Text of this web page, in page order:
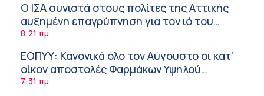
Ο ΙΣΑ συνιστά στους πολίτες της Αττικής
αυξημένη επαγρύπνηση για τον ιό του
Δυτικού Νείλου
8:21 πμ
ΕΟΠΥΥ: Κανονικά όλο τον Αύγουστο οι κατ’
οίκον αποστολές Φαρμάκων Υψηλού
Κόστους
7:31 πμ